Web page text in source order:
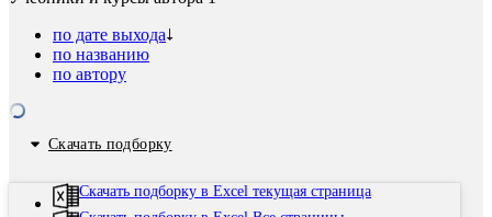
по дате выхода
по названию
по автору
Скачать подборку
Скачать подборку в Excel текущая страница